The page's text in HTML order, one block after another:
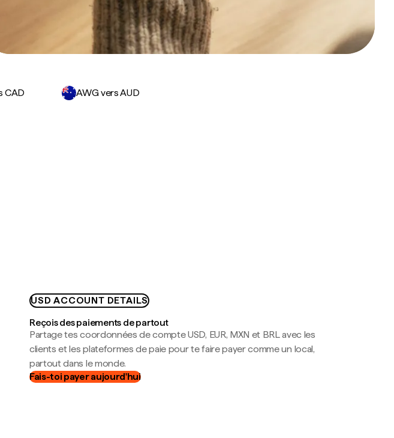
CAD AWG vers AUD
USD ACCOUNT DETAILS
Reçois des paiements de partout
Partage tes coordonnées de compte USD, EUR, MXN et BRL avec les
clients et les plateformes de paie pour te faire payer comme un local,
partout dans le monde.
Fais-toi payer aujourd'hui